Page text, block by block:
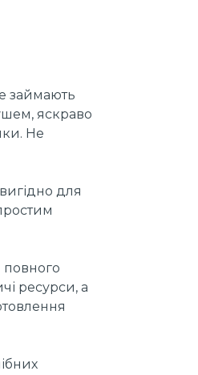
займають
яскраво
Не
для
повного
ресурси, а